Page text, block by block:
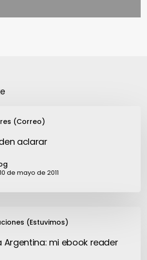
(Correo)
aclarar
de mayo de 2011
(Estuvimos)
Argentina: mi ebook reader